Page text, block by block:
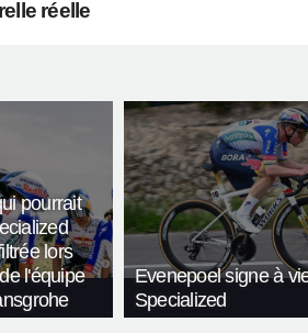
réelle
pourrait
lors
l'équipe
Evenepoel signe à
Specialized